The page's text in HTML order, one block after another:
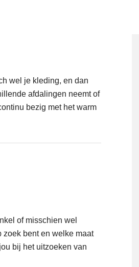
wel je kleding, en dan
afdalingen neemt of
bezig met het warm
of misschien wel
zoek bent en welke maat
bij het uitzoeken van